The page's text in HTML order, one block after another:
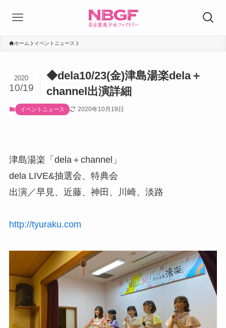
ホーム イベントニュース
◆dela10/23(金)津島湯楽dela＋
channel出演詳細
2020
10/19
イベントニュース 2020年10月19日
津島湯楽「dela＋channel」
dela LIVE&抽選会、特典会
出演／早見、近藤、神田、川崎、淡路
http://tyuraku.com